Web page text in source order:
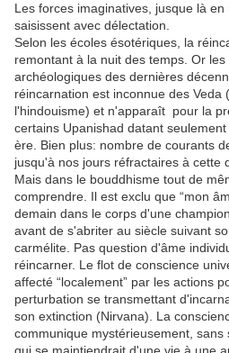
Les forces imaginatives, jusque là
saisissent avec délectation.
Selon les écoles ésotériques, la
remontant à la nuit des temps. Or
archéologiques des dernières
réincarnation est inconnue des Veda
l'hindouisme) et n'apparaît pour la
certains Upanishad datant
ère. Bien plus: nombre de courants
jusqu'à nos jours réfractaires à cette
Mais dans le bouddhisme tout de
comprendre. Il est exclu que “mon
demain dans le corps d'une
avant de s'abriter au siècle suivant
carmélite. Pas question d'âme
réincarner. Le flot de conscience
affecté “localement” par les actions
perturbation se transmettant
son extinction (Nirvana). La
communique mystérieusement,